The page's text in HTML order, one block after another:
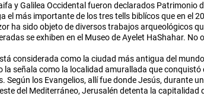
y Galilea Occidental fueron declarados Patrimonio
el más importante de los tres tells biblícos que en
ha sido objeto de diversos trabajos arqueológicos
se exhiben en el Museo de Ayelet HaShahar.
considerada como la ciudad más antigua del
señala como la localidad amurallada que
Según los Evangelios, allí fue donde Jesús, durante
del Mediterráneo, Jerusalén detenta la